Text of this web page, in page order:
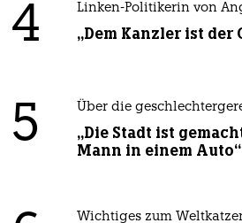
4 Linken-Politikerin von
„Dem Kanzler ist der
5 Über die
„Die Stadt ist
Mann in einem Auto“
Wichtiges zum